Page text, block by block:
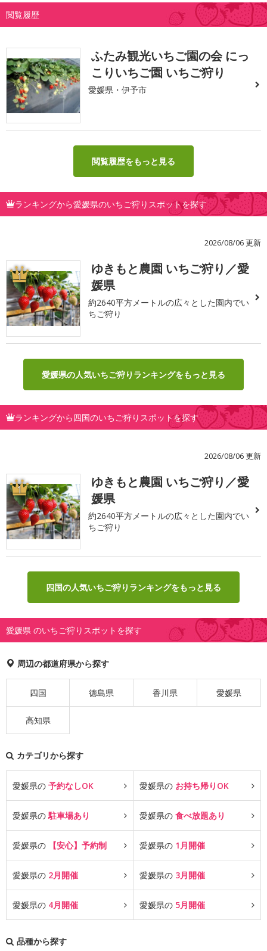
閲覧履歴
ふたみ観光いちご園の会 にっ
こりいちご園 いちご狩り
愛媛県・伊予市
閲覧履歴をもっと見る
ランキングから愛媛県のいちご狩りスポットを探す
2026/08/06 更新
1
ゆきもと農園 いちご狩り／愛
媛県
約2640平方メートルの広々とした園内でい
ちご狩り
愛媛県の人気いちご狩りランキングをもっと見る
ランキングから四国のいちご狩りスポットを探す
2026/08/06 更新
1
ゆきもと農園 いちご狩り／愛
媛県
約2640平方メートルの広々とした園内でい
ちご狩り
四国の人気いちご狩りランキングをもっと見る
愛媛県 のいちご狩りスポットを探す
周辺の都道府県から探す
四国 徳島県 香川県 愛媛県
高知県
カテゴリから探す
愛媛県の 予約なしOK 愛媛県の お持ち帰りOK
愛媛県の駐車場あり 愛媛県の 食べ放題あり
愛媛県の 【安心】予約制 愛媛県の 1月開催
愛媛県の 2月開催 愛媛県の 3月開催
愛媛県の 4月開催 愛媛県の 5月開催
品種から探す